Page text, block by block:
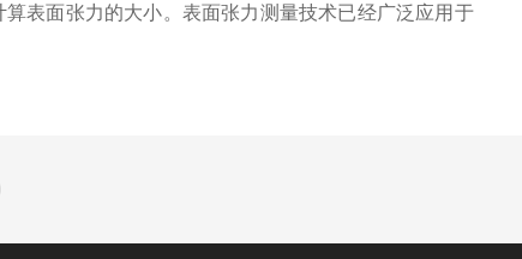
表面张力的大小。表面张力测量技术已经广泛应用于